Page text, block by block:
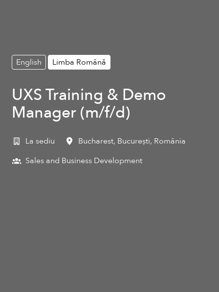
English Limba Română
UXS Training & Demo
Manager (m/f/d)
La sediu Bucharest, București, România
Sales and Business Development